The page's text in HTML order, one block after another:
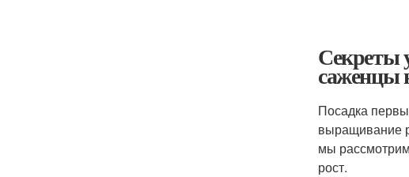
Секреты
саженцы
Посадка
выращивание
мы
рост.